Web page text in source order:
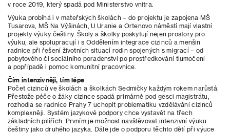
v roce 2019, který spadá pod Ministerstvo vnitra.
Výuka probíhá i v mateřských školách – do projektu je zapojena MŠ
Tusarova, MŠ Na Výšinách, U Uranie a Ortenovo náměstí mají vlastní
projekty výuky češtiny. Školy a školky poskytují nejen prostory pro
výuku, ale spolupracují i s Oddělením integrace cizinců a menšin
radnice při řešení životních situací rodin spojených s migrací – od
pobytového či sociálního poradenství po prostředkování tlumočení
a popřípadě i pomoc komunitní pracovnice.
Čím intenzivněji, tím lépe
Počet cizinců ve školách a školkách Sedmičky každým rokem narůstá.
Přestože péče o žáky cizince spadá primárně pod gesci magistrátu,
rozhodla se radnice Prahy 7 uchopit problematiku vzdělávání cizinců
komplexněji. Systém jazykové podpory chce vystavět na třech
základních pilířích. Prvním je možnost navštěvovat intenzivní výuku
češtiny jako druhého jazyka. Dále jde o podporu těchto dětí při výuce